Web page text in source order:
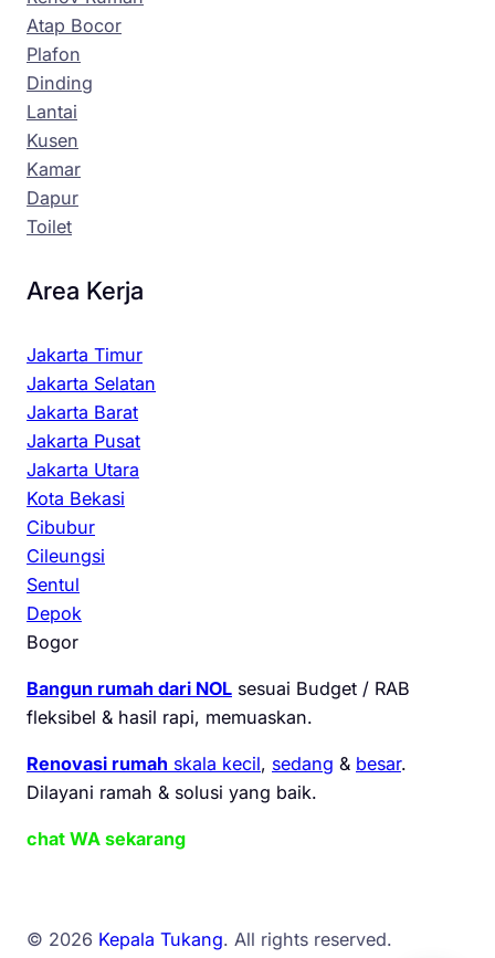
Atap Bocor
Plafon
Dinding
Lantai
Kusen
Kamar
Dapur
Toilet
Area Kerja
Jakarta Timur
Jakarta Selatan
Jakarta Barat
Jakarta Pusat
Jakarta Utara
Kota Bekasi
Cibubur
Cileungsi
Sentul
Depok
Bogor
Bangun rumah dari NOL sesuai Budget / RAB
fleksibel & hasil rapi, memuaskan.
Renovasi rumah skala kecil, sedang & besar.
Dilayani ramah & solusi yang baik.
chat WA sekarang
© 2026 Kepala Tukang. All rights reserved.